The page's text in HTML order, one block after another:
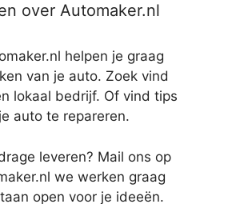
over Automaker.nl
helpen je graag
van je auto. Zoek vind
lokaal bedrijf. Of vind tips
auto te repareren.
leveren? Mail ons op
we werken graag
open voor je ideeën.